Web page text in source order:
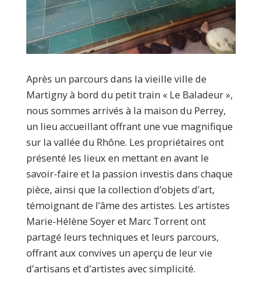
Après un parcours dans la vieille ville de
Martigny à bord du petit train « Le Baladeur »,
nous sommes arrivés à la maison du Perrey,
un lieu accueillant offrant une vue magnifique
sur la vallée du Rhône. Les propriétaires ont
présenté les lieux en mettant en avant le
savoir-faire et la passion investis dans chaque
pièce, ainsi que la collection d’objets d’art,
témoignant de l’âme des artistes. Les artistes
Marie-Hélène Soyer et Marc Torrent ont
partagé leurs techniques et leurs parcours,
offrant aux convives un aperçu de leur vie
d’artisans et d’artistes avec simplicité.